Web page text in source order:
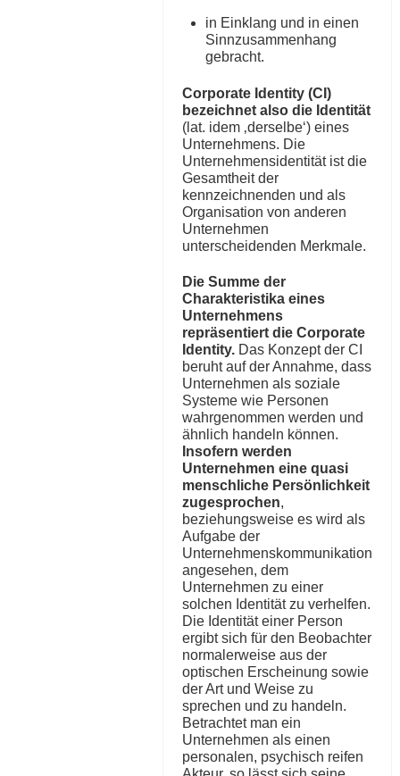
in Einklang und in einen
Sinnzusammenhang
gebracht.
Corporate Identity (CI)
bezeichnet also die Identität
(lat. idem ‚derselbe‘) eines
Unternehmens. Die
Unternehmensidentität ist die
Gesamtheit der
kennzeichnenden und als
Organisation von anderen
Unternehmen
unterscheidenden Merkmale.
Die Summe der
Charakteristika eines
Unternehmens
repräsentiert die Corporate
Identity. Das Konzept der CI
beruht auf der Annahme, dass
Unternehmen als soziale
Systeme wie Personen
wahrgenommen werden und
ähnlich handeln können.
Insofern werden
Unternehmen eine quasi
menschliche Persönlichkeit
zugesprochen,
beziehungsweise es wird als
Aufgabe der
Unternehmenskommunikation
angesehen, dem
Unternehmen zu einer
solchen Identität zu verhelfen.
Die Identität einer Person
ergibt sich für den Beobachter
normalerweise aus der
optischen Erscheinung sowie
der Art und Weise zu
sprechen und zu handeln.
Betrachtet man ein
Unternehmen als einen
personalen, psychisch reifen